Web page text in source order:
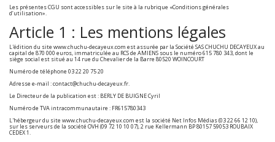
Les présentes CGU sont accessibles sur le site à la rubrique «Conditions générales
d’utilisation».
Article 1 : Les mentions légales
L'édition du site www.chuchu-decayeux.com est assurée par la Société SAS CHUCHU DECAYEUX au
capital de 870 000 euros, immatriculée au RCS de AMIENS sous le numéro 615 780 343, dont le
siège social est situé au 14 rue du Chevalier de la Barre 80520 WOINCOURT
Numéro de téléphone 03 22 20 75 20
Adresse e-mail : contact@chuchu-decayeux.fr.
Le Directeur de la publication est : BERLY DE BUIGNE Cyril
Numéro de TVA intracommunautaire : FR615780343
L'hébergeur du site www.chuchu-decayeux.com est la société Net Infos Médias (03 22 66 12 10),
sur les serveurs de la société OVH (09 72 10 10 07), 2 rue Kellermann BP 80157 59053 ROUBAIX
CEDEX 1.